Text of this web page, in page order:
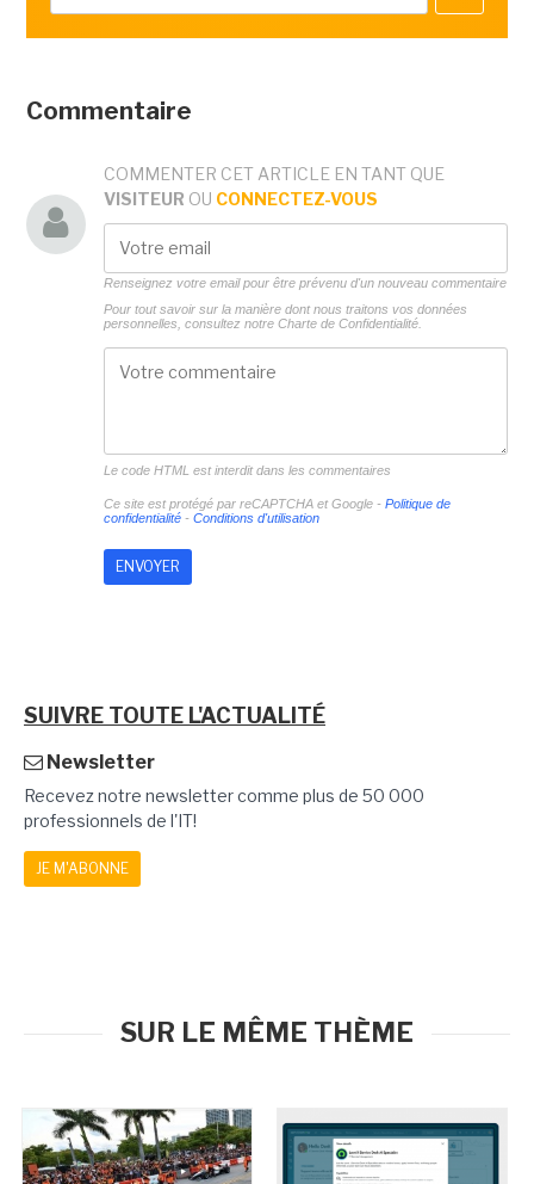
Commentaire
COMMENTER CET ARTICLE EN TANT QUE
VISITEUR OU CONNECTEZ-VOUS
Renseignez votre email pour être prévenu d'un nouveau commentaire
Pour tout savoir sur la manière dont nous traitons vos données
personnelles, consultez notre Charte de Confidentialité.
Le code HTML est interdit dans les commentaires
Ce site est protégé par reCAPTCHA et Google - Politique de
confidentialité- Conditions d'utilisation
SUIVRE TOUTE L'ACTUALITÉ
Newsletter
Recevez notre newsletter comme plus de 50 000
professionnels de l'IT!
JE M'ABONNE
SUR LE MÊME THÈME